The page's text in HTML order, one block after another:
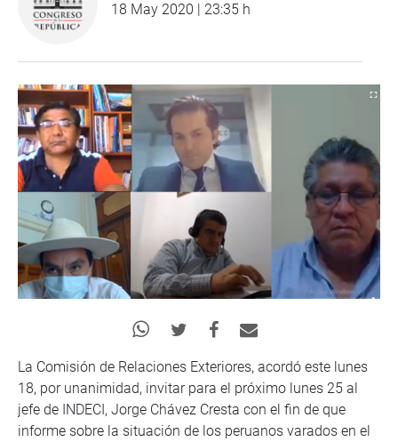
18 May 2020 | 23:35 h
La Comisión de Relaciones Exteriores, acordó este lunes
18, por unanimidad, invitar para el próximo lunes 25 al
jefe de INDECI, Jorge Chávez Cresta con el fin de que
informe sobre la situación de los peruanos varados en el